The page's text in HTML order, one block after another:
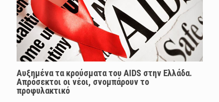
Αυξημένα τα κρούσματα του AIDS στην Ελλάδα.
Απρόσεκτοι οι νέοι, σνομπάρουν το
προφυλακτικό